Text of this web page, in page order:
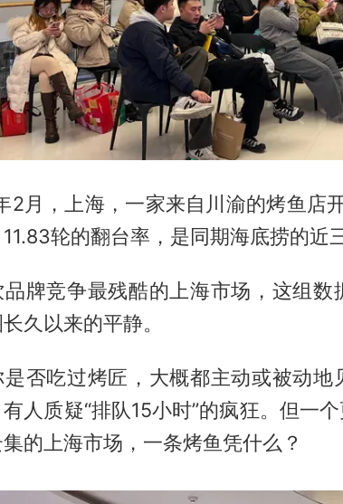
2月，上海，一家来自川渝的烤鱼店
轮的翻台率，是同期海底捞的近
牌竞争最残酷的上海市场，这组数
久以来的平静。
是否吃过烤匠，大概都主动或被动地
人质疑“排队15小时”的疯狂。但一
的上海市场，一条烤鱼凭什么？